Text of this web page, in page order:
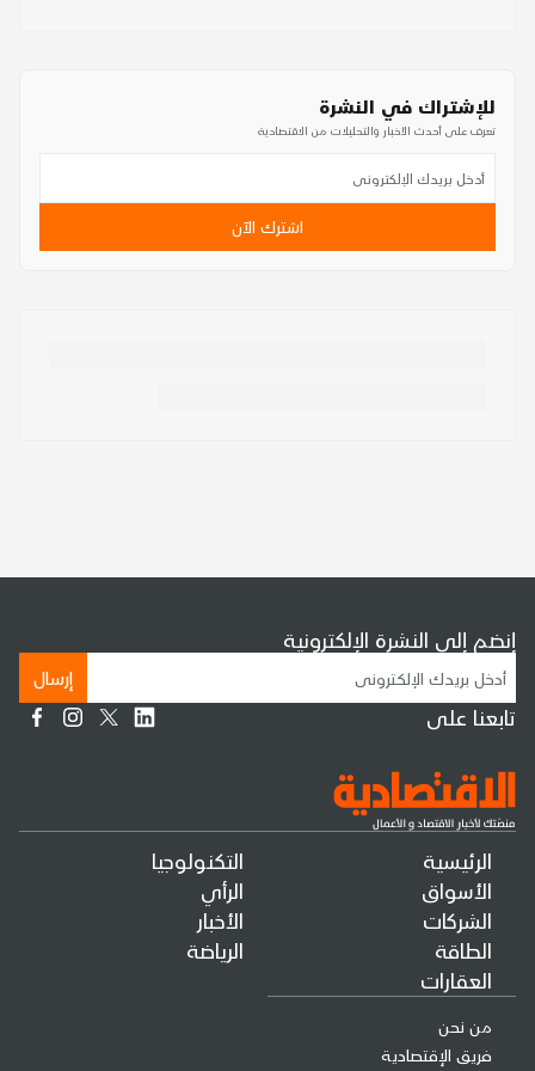
للإشتراك في النشرة
تعرف على أحدث الأخبار والتحليلات من الاقتصادية
اشترك الآن
الرئيسية
الأسواق
الشركات
الطاقة
العقارات
التكنولوجيا
الرأي
الأخبار
الرياضة
من نحن
فريق الإقتصادية
إنضم إلى النشرة الإلكترونية
إرسال
تابعنا على